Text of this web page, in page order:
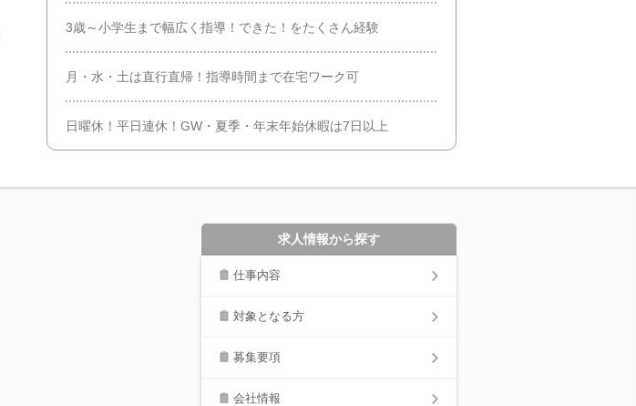
3歳～小学生まで幅広く指導！できた！をたくさん経験
月・水・土は直行直帰！指導時間まで在宅ワーク可
日曜休！平日連休！GW・夏季・年末年始休暇は7日以上
求人情報から探す
仕事内容
対象となる方
募集要項
会社情報